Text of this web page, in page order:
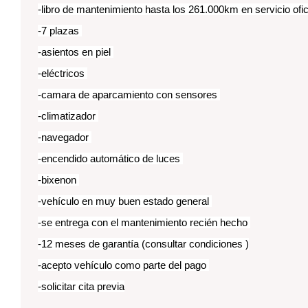
-libro de mantenimiento hasta los 261.000km en servicio
-7 plazas
-asientos en piel
-eléctricos
-camara de aparcamiento con sensores
-climatizador
-navegador
-encendido automático de luces
-bixenon
-vehículo en muy buen estado general
-se entrega con el mantenimiento recién hecho
-12 meses de garantía (consultar condiciones )
-acepto vehículo como parte del pago
-solicitar cita previa